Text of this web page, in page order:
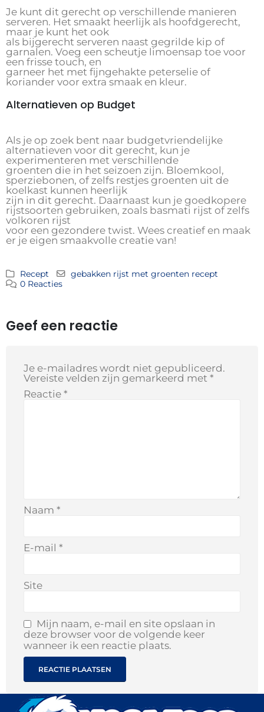
Je kunt dit gerecht op verschillende manieren
serveren. Het smaakt heerlijk als hoofdgerecht,
maar je kunt het ook
als bijgerecht serveren naast gegrilde kip of
garnalen. Voeg een scheutje limoensap toe voor
een frisse touch, en
garneer het met fijngehakte peterselie of
koriander voor extra smaak en kleur.
Alternatieven op Budget
Als je op zoek bent naar budgetvriendelijke
alternatieven voor dit gerecht, kun je
experimenteren met verschillende
groenten die in het seizoen zijn. Bloemkool,
sperziebonen, of zelfs restjes groenten uit de
koelkast kunnen heerlijk
zijn in dit gerecht. Daarnaast kun je goedkopere
rijstsoorten gebruiken, zoals basmati rijst of zelfs
volkoren rijst
voor een gezondere twist. Wees creatief en maak
er je eigen smaakvolle creatie van!
Recept
gebakken rijst met groenten recept
0 Reacties
Geef een reactie
Je e-mailadres wordt niet gepubliceerd.
Vereiste velden zijn gemarkeerd met *
Reactie *
Naam *
E-mail *
Site
Mijn naam, e-mail en site opslaan in
deze browser voor de volgende keer
wanneer ik een reactie plaats.